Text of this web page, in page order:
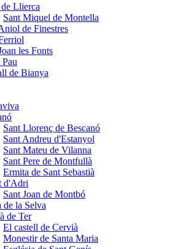
de Llierca
Sant Miquel de Montella
de Finestres
les Fonts
Pau
de Bianya
Sant Llorenç de Bescanó
Sant Andreu d'Estanyol
Sant Mateu de Vilanna
Sant Pere de Montfullà
Ermita de Sant Sebastià
d'Adri
Sant Joan de Montbó
de la Selva
de Ter
El castell de Cervià
Monestir de Santa Maria